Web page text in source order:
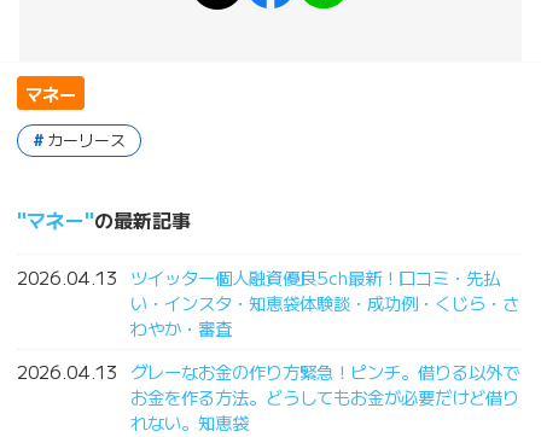
マネー
カーリース
マネー の最新記事
2026.04.13
ツイッター個人融資優良5ch最新！口コミ・先払
い・インスタ・知恵袋体験談・成功例・くじら・さ
わやか・審査
2026.04.13
グレーなお金の作り方緊急！ピンチ。借りる以外で
お金を作る方法。どうしてもお金が必要だけど借り
れない。知恵袋